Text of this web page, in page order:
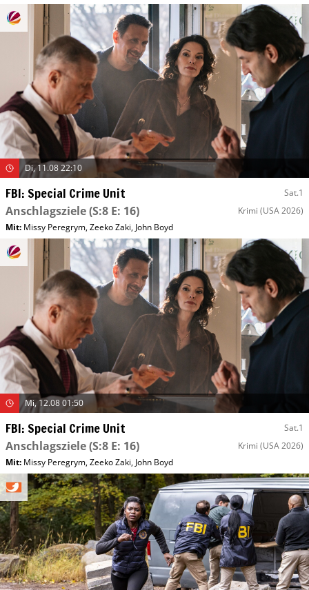
Di, 11.08 22:10
FBI: Special Crime Unit Sat.1
Anschlagsziele(S:8 E: 16) Krimi (USA 2026)
Mit: Missy Peregrym,Zeeko Zaki,John Boyd
Mi, 12.08 01:50
FBI: Special Crime Unit Sat.1
Anschlagsziele(S:8 E: 16) Krimi (USA 2026)
Mit: Missy Peregrym,Zeeko Zaki, John Boyd